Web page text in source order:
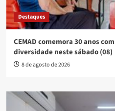
Destaques
CEMAD comemora 30 anos
diversidade neste sábado (08)
8 de agosto de 2026